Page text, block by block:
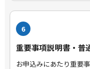
6
重要事項説明書・普
お申込みにあたり重要